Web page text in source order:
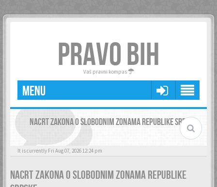
PRAVO BIH
Vaš pravni kompas
MENU
NACRT ZAKONA O SLOBODNIM ZONAMA REPUBLIKE SRPSKE
It is currently Fri Aug 07, 2026 12:24 pm
NACRT ZAKONA O SLOBODNIM ZONAMA REPUBLIKE